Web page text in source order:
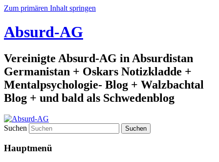
Zum primären Inhalt springen
Absurd-AG
Vereinigte Absurd-AG in Absurdistan
Germanistan + Oskars Notizkladde +
Mentalpsychologie- Blog + Walzbachtal
Blog + und bald als Schwedenblog
Suchen
Hauptmenü